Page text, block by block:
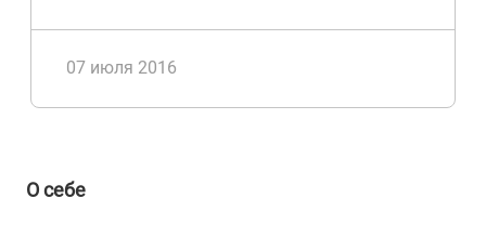
07 июля 2016
О себе